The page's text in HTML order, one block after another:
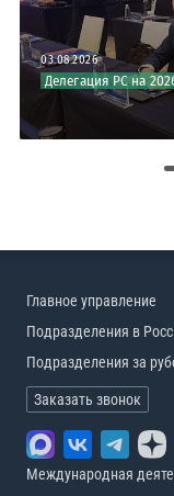
03.08.2026
Делегация РС на
Главное управление
Подразделения в
Подразделения за
Заказать звонок
Международная